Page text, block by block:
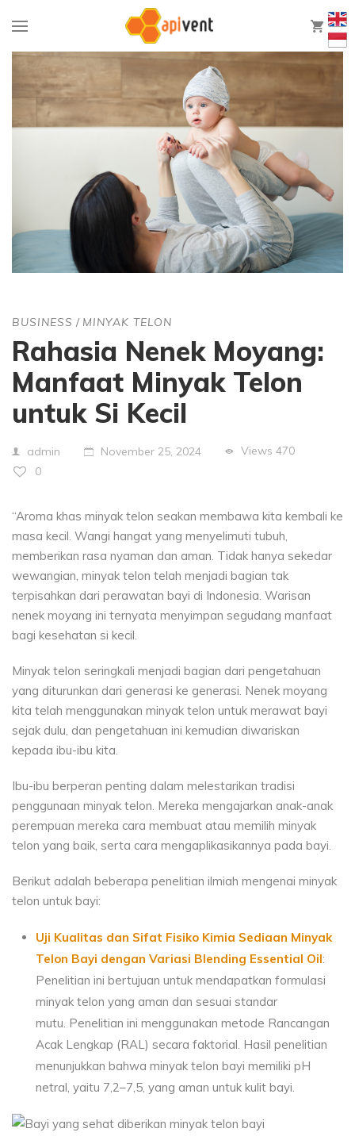
0
BUSINESS / MINYAK TELON
Rahasia Nenek Moyang:
Manfaat Minyak Telon
untuk Si Kecil
admin November 25, 2024 Views 470
0
“Aroma khas minyak telon seakan membawa kita kembali ke
masa kecil. Wangi hangat yang menyelimuti tubuh,
memberikan rasa nyaman dan aman. Tidak hanya sekedar
wewangian, minyak telon telah menjadi bagian tak
terpisahkan dari perawatan bayi di Indonesia. Warisan
nenek moyang ini ternyata menyimpan segudang manfaat
bagi kesehatan si kecil.
Minyak telon seringkali menjadi bagian dari pengetahuan
yang diturunkan dari generasi ke generasi. Nenek moyang
kita telah menggunakan minyak telon untuk merawat bayi
sejak dulu, dan pengetahuan ini kemudian diwariskan
kepada ibu-ibu kita.
Ibu-ibu berperan penting dalam melestarikan tradisi
penggunaan minyak telon. Mereka mengajarkan anak-anak
perempuan mereka cara membuat atau memilih minyak
telon yang baik, serta cara mengaplikasikannya pada bayi.
Berikut adalah beberapa penelitian ilmiah mengenai minyak
telon untuk bayi:
Uji Kualitas dan Sifat Fisiko Kimia Sediaan Minyak
Telon Bayi dengan Variasi Blending Essential Oil:
Penelitian ini bertujuan untuk mendapatkan formulasi
minyak telon yang aman dan sesuai standar
mutu. Penelitian ini menggunakan metode Rancangan
Acak Lengkap (RAL) secara faktorial. Hasil penelitian
menunjukkan bahwa minyak telon bayi memiliki pH
netral, yaitu 7,2–7,5, yang aman untuk kulit bayi.